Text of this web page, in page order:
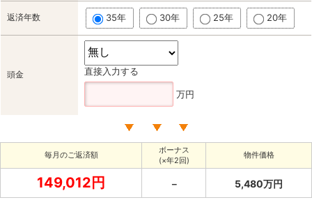
返済年数 35年 30年 25年 20年
頭金 直接入力する
万円
毎月のご返済額
ボーナス
(×年2回)
物件価格
149,012円 － 5,480万円